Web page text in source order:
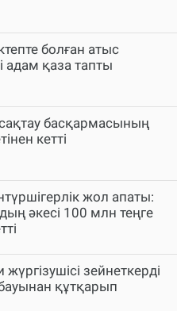
болған атыс
адам қаза тапты
басқармасының
кетті
жол апаты:
әкесі 100 млн теңге
зейнеткерді
құтқарып